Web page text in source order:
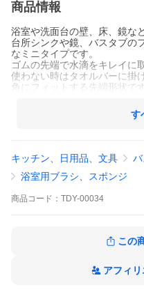
商品情報
浴室や洗面台の壁、床、鏡な
台所シンクや鏡、バスタブの
なミニタイプです。
ゴムの先端で水滴をキレイに
使わない時はタオルバーに掛
角にフィットする先端形状です
す
キッチン、日用品、文具
浴室用ブラシ、スポンジ
商品 コード： TDY-00034
この
アフィ